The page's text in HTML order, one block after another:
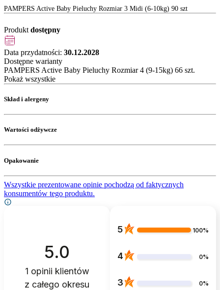
PAMPERS Active Baby Pieluchy Rozmiar 3 Midi (6-10kg) 90 szt
Produkt dostępny
Data przydatności: 30.12.2028
Dostępne warianty
PAMPERS Active Baby Pieluchy Rozmiar 4 (9-15kg) 66 szt.
Pokaż wszystkie
Skład i alergeny
Wartości odżywcze
Opakowanie
Wszystkie prezentowane opinie pochodzą od faktycznych
konsumentów tego produktu.
5.0
1 opinii klientów
z całego okresu
5 100%
4 0%
3 0%